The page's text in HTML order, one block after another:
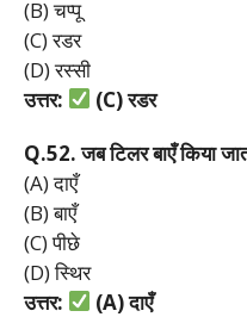
(B) चप्पू
(C) रडर
(D) रस्सी
उत्तर:
(C)रडर
Q.52.जबटिलरबाएँकिया
(A) दाएँ
(B) बाएँ
(C) पीछे
(D) स्थिर
उत्तर:
(A)दाएँ